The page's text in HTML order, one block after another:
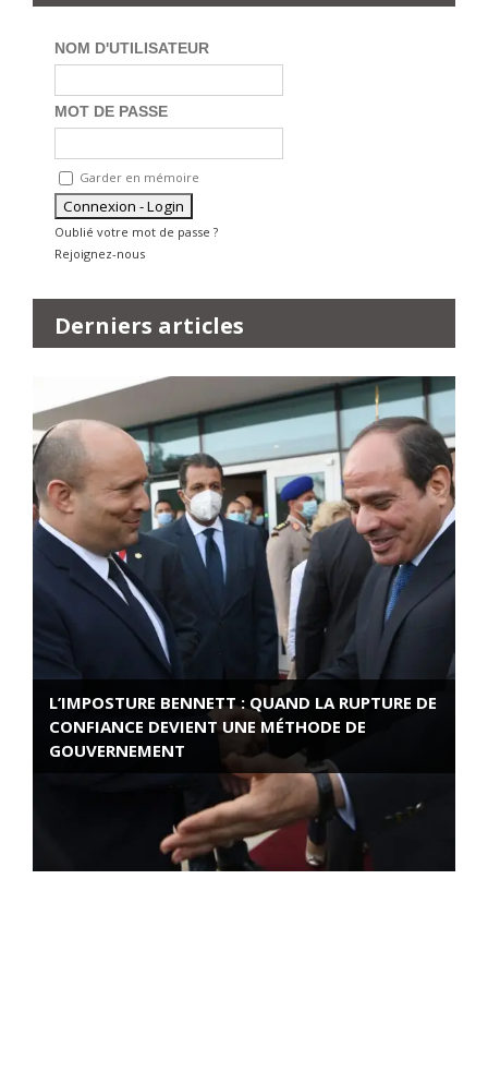
NOM D'UTILISATEUR
MOT DE PASSE
Garder en mémoire
Oublié votre mot de passe ?
Rejoignez-nous
Derniers articles
L’IMPOSTURE BENNETT : QUAND LA RUPTURE DE
CONFIANCE DEVIENT UNE MÉTHODE DE
GOUVERNEMENT
ROSE VALLAND, HEROÏNE DE LA RESISTANCE